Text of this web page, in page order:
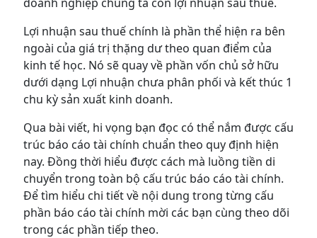
Lợi nhuận sau thuế chính là phần thể hiện ra bên
ngoài của giá trị thặng dư theo quan điểm của
kinh tế học. Nó sẽ quay về phần vốn chủ sở hữu
dưới dạng Lợi nhuận chưa phân phối và kết thúc 1
chu kỳ sản xuất kinh doanh.
Qua bài viết, hi vọng bạn đọc có thể nắm được cấu
trúc báo cáo tài chính chuẩn theo quy định hiện
nay. Đồng thời hiểu được cách mà luồng tiền di
chuyển trong toàn bộ cấu trúc báo cáo tài chính.
Để tìm hiểu chi tiết về nội dung trong từng cấu
phần báo cáo tài chính mời các bạn cùng theo dõi
trong các phần tiếp theo.